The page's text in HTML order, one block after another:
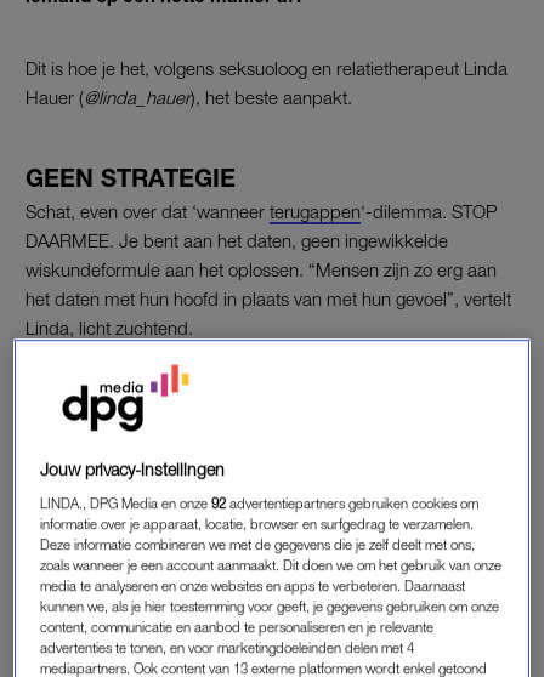
Dit is hoe je het, volgens seksuoloog en relatietherapeut Linda
Hauer (@linda_hauer), het beste aanpakt.
GEEN STRATEGIE
Schat, even over dat ‘wanneer terugappen‘-dilemma. STOP
DAARMEE. Je bent aan het daten, geen ingewikkelde
wiskundeformule aan het oplossen. “Mensen zijn zo erg aan
het daten met hun hoofd in plaats van met hun gevoel”, vertelt
Linda, licht zuchtend.
We analyseren appjes, wachten expres met reageren en
proberen ons gedrag aan te passen aan wat ‘werkt’.
“Daardoor ontstaat
doet je anders voor, terwijl je eigenlijk wil dat iemand jou leert
kennen zoals je echt bent.” Ben je een snelle, enthousiaste
apper? Maak jezelf dan niet kleiner, omdat je bang bent dat je
te intens bent voor de ander. Laat je je telefoon gerust een dag
liggen? Doe dat dan ook vooral, ongeacht wat de ander daar
misschien van vindt.
Jouw privacy-instellingen
LINDA., DPG Media en onze92 advertentiepartners gebruiken cookies om
informatie over je apparaat, locatie, browser en surfgedrag te verzamelen.
Deze informatie combineren we met de gegevens die je zelf deelt met ons,
zoals wanneer je een account aanmaakt. Dit doen we om het gebruik van onze
media te analyseren en onze websites en apps te verbeteren. Daarnaast
kunnen we, als je hier toestemming voor geeft, je gegevens gebruiken om onze
content, communicatie en aanbod te personaliseren en je relevante
advertenties te tonen, en voor marketingdoeleinden delen met 4
mediapartners. Ook content van 13 externe platformen wordt enkel getoond